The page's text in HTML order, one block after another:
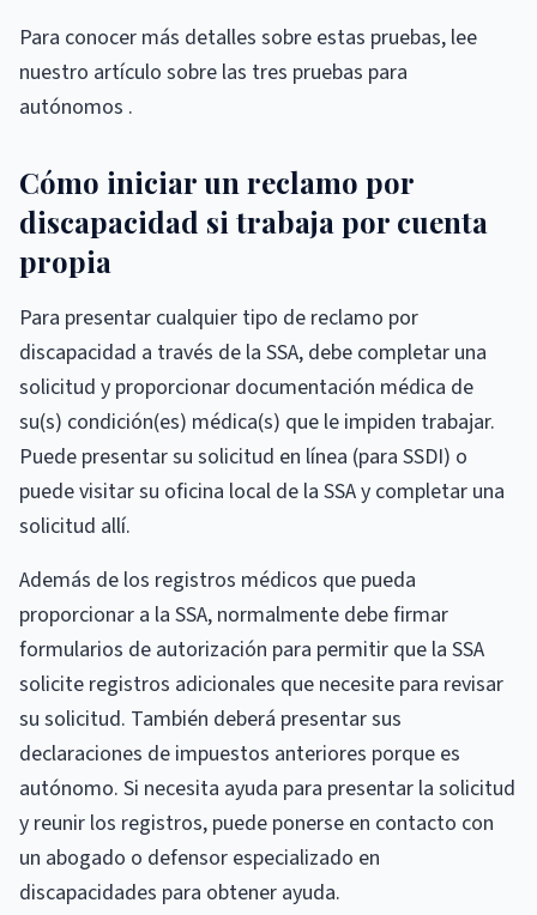
Para conocer más detalles sobre estas pruebas, lee
nuestro artículo sobre las tres pruebas para
autónomos .
Cómo iniciar un reclamo por
discapacidad si trabaja por cuenta
propia
Para presentar cualquier tipo de reclamo por
discapacidad a través de la SSA, debe completar una
solicitud y proporcionar documentación médica de
su(s) condición(es) médica(s) que le impiden trabajar.
Puede presentar su solicitud en línea (para SSDI) o
puede visitar su oficina local de la SSA y completar una
solicitud allí.
Además de los registros médicos que pueda
proporcionar a la SSA, normalmente debe firmar
formularios de autorización para permitir que la SSA
solicite registros adicionales que necesite para revisar
su solicitud. También deberá presentar sus
declaraciones de impuestos anteriores porque es
autónomo. Si necesita ayuda para presentar la solicitud
y reunir los registros, puede ponerse en contacto con
un abogado o defensor especializado en
discapacidades para obtener ayuda.